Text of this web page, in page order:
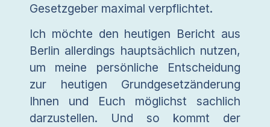
Gesetzgeber maximal verpflichtet.
Ich möchte den heutigen Bericht aus
Berlin allerdings hauptsächlich nutzen,
um meine persönliche Entscheidung
zur heutigen Grundgesetzänderung
Ihnen und Euch möglichst sachlich
darzustellen. Und so kommt der